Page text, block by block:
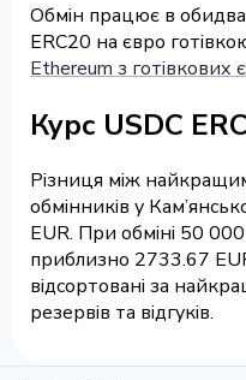
Обмін працює в
ERC20 на євро
Ethereum з готівкових
Курс USDC
Різниця між
обмінників у
EUR. При обміні 50
приблизно 2733.67
відсортовані за
резервів та відгуків.